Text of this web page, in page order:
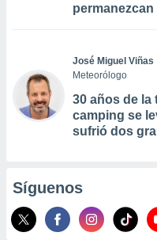
José Miguel Viñas
Meteorólogo
30 años de la
camping se
sufrió dos
Síguenos